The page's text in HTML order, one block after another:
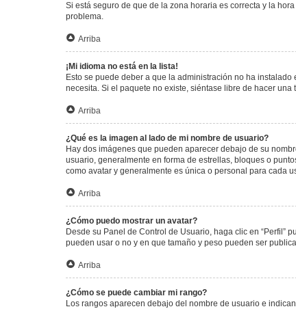
Si está seguro de que de la zona horaria es correcta y la
problema.
Arriba
¡Mi idioma no está en la lista!
Esto se puede deber a que la administración no ha
necesita. Si el paquete no existe, siéntase libre de hacer
Arriba
¿Qué es la imagen al lado de mi nombre de usuario?
Hay dos imágenes que pueden aparecer debajo de su
usuario, generalmente en forma de estrellas, bloques o
como avatar y generalmente es única o personal para cada
Arriba
¿Cómo puedo mostrar un avatar?
Desde su Panel de Control de Usuario, haga clic en “Perfil”
pueden usar o no y en que tamaño y peso pueden ser
Arriba
¿Cómo se puede cambiar mi rango?
Los rangos aparecen debajo del nombre de usuario e